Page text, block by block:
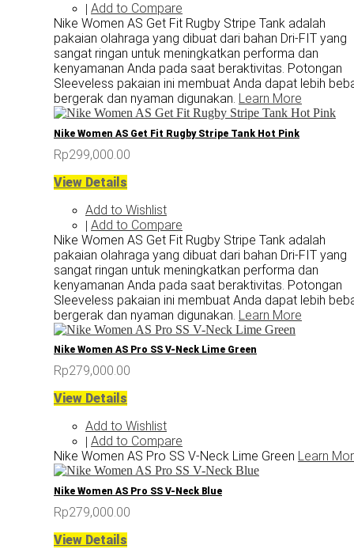
| Add to Compare
Nike Women AS Get Fit Rugby Stripe Tank adalah
pakaian olahraga yang dibuat dari bahan Dri-FIT yang
sangat ringan untuk meningkatkan performa dan
kenyamanan Anda pada saat beraktivitas. Potongan
Sleeveless pakaian ini membuat Anda dapat lebih
bergerak dan nyaman digunakan. Learn More
Nike Women AS Get Fit Rugby Stripe Tank Hot Pink
Rp299,000.00
View Details
Add to Wishlist
| Add to Compare
Nike Women AS Get Fit Rugby Stripe Tank adalah
pakaian olahraga yang dibuat dari bahan Dri-FIT yang
sangat ringan untuk meningkatkan performa dan
kenyamanan Anda pada saat beraktivitas. Potongan
Sleeveless pakaian ini membuat Anda dapat lebih
bergerak dan nyaman digunakan. Learn More
Nike Women AS Pro SS V-Neck Lime Green
Rp279,000.00
View Details
Add to Wishlist
| Add to Compare
Nike Women AS Pro SS V-Neck Lime Green Learn
Nike Women AS Pro SS V-Neck Blue
Rp279,000.00
View Details